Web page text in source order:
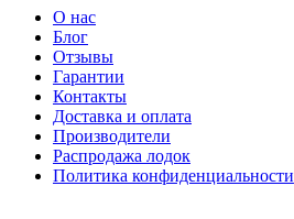
О нас
Блог
Отзывы
Гарантии
Контакты
Доставка и оплата
Производители
Распродажа лодок
Политика конфиденциальности